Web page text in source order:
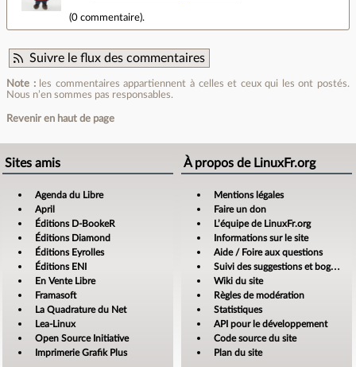
(0 commentaire).
Suivre le flux des commentaires
Note :les commentaires appartiennent à celles et ceux qui les ont postés.
Nous n’en sommes pas responsables.
Revenir en haut de page
Sites amis
Agenda du Libre
April
Éditions D-BookeR
Éditions Diamond
Éditions Eyrolles
Éditions ENI
En Vente Libre
Framasoft
La Quadrature du Net
Lea-Linux
Open Source Initiative
Imprimerie Grafik Plus
À propos de LinuxFr.org
Mentions légales
Faire un don
L’équipe de LinuxFr.org
Informations sur le site
Aide / Foire aux questions
Suivi des suggestions et bogues
Wiki du site
Règles de modération
Statistiques
API pour le développement
Code source du site
Plan du site